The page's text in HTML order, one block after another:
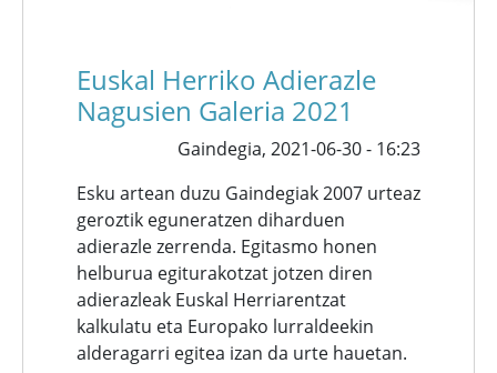
Euskal Herriko Adierazle
Nagusien Galeria 2021
Gaindegia, 2021-06-30 - 16:23
Esku artean duzu Gaindegiak 2007 urteaz
geroztik eguneratzen diharduen
adierazle zerrenda. Egitasmo honen
helburua egiturakotzat jotzen diren
adierazleak Euskal Herriarentzat
kalkulatu eta Europako lurraldeekin
alderagarri egitea izan da urte hauetan.